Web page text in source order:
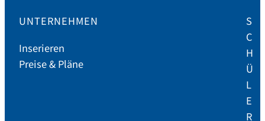
UNTERNEHMEN
Inserieren
Preise & Pläne
S
C
H
Ü
L
E
R